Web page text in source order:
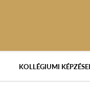
KOLLÉGIUMI